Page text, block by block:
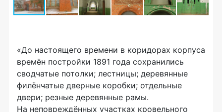
«До настоящего времени в коридорах корпуса
времён постройки 1891 года сохранились
сводчатые потолки; лестницы; деревянные
филёнчатые дверные коробки; отдельные
двери; резные деревянные рамы.
На неповреждённых участках кровельного